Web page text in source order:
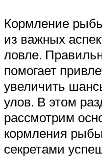
Кормление
из важных
ловле.
помогает
увеличить
улов. В этом
рассмотрим
кормления
секретами